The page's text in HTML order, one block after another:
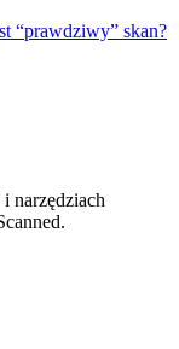
“prawdziwy” skan?
narzędziach